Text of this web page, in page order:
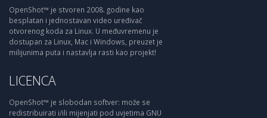
OpenShot™ je stvoren 2008. godine kao
besplatan i jednostavan video uređivač
otvorenog koda za Linux. U međuvremenu je
dostupan za Linux, Mac i Windows, preuzet je
milijunima puta i nastavlja rasti kao projekt!
LICENCA
OpenShot™ je slobodan softver: može se
redistribuirati i/ili mijenjati pod uvjetima GNU